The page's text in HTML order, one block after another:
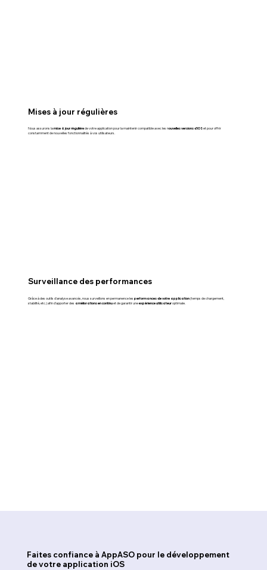
Mises à jour régulières
Nous assurons lamise à jour régulièrede votre application pour la maintenir compatible avec les nouvelles versions d’iOSet pour offrir
constamment de nouvelles fonctionnalités à vos utilisateurs.
Surveillance des performances
Grâce à des outils d'analyse avancés, nous surveillons en permanence les performances de votre application(temps de chargement,
stabilité, etc.) afin d’apporter des améliorations en continuet de garantir uneexpérience utilisateuroptimale.
Faites confiance à AppASO pour le développement
de votre application iOS